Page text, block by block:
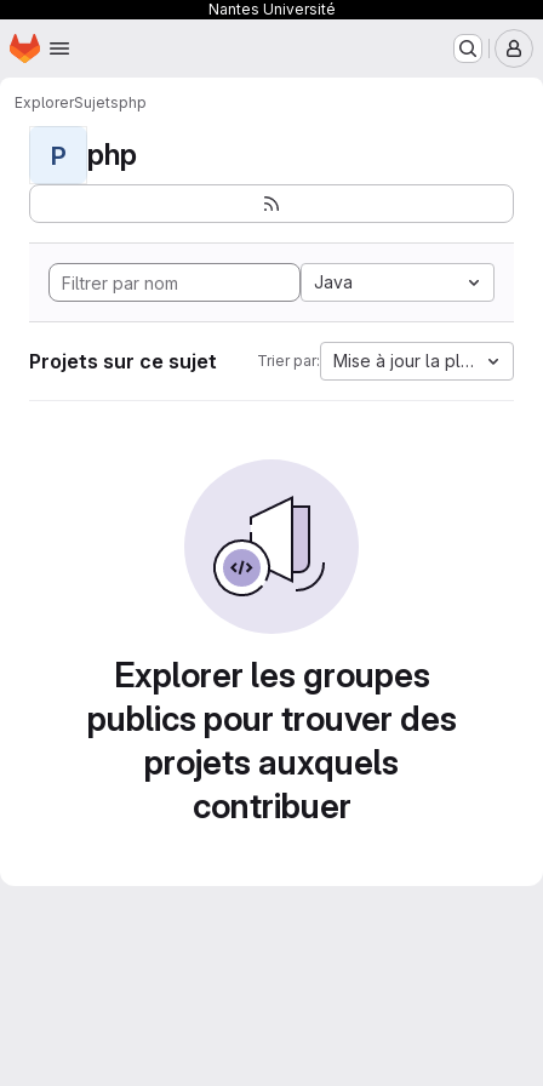
Nantes Université
Passer au contenu principal
Page d'accueil
ExplorerSujetsphp
P php
Java
Projets sur ce sujet Trier par: Mise à jour la plus
Explorer les groupes
publics pour trouver des
projets auxquels
contribuer